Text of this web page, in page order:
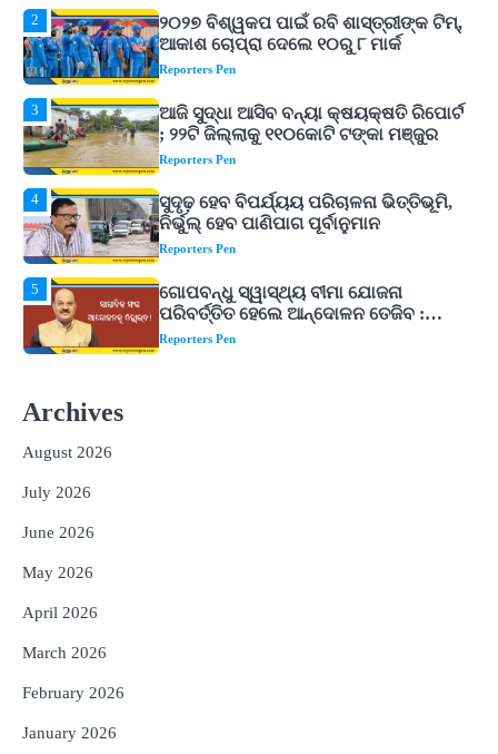
3
ଆଜି ସୁଦ୍ଧା ଆସିବ ବନ୍ୟା କ୍ଷୟକ୍ଷତି ରିପୋର୍ଟ
; ୨୨ଟି ଜିଲ୍ଲାକୁ ୧୧୦କୋଟି ଟଙ୍କା ମଞ୍ଜୁର
Reporters Pen
4
ସୁଦୃଢ଼ ହେବ ବିପର୍ଯ୍ୟୟ ପରିଚାଳନା ଭିତ୍ତିଭୂମି,
ନିର୍ଭୁଲ୍ ହେବ ପାଣିପାଗ ପୂର୍ବାନୁମାନ
Reporters Pen
5
ଗୋପବନ୍ଧୁ ସ୍ୱାସ୍ଥ୍ୟ ବୀମା ଯୋଜନା
ପରିବର୍ତ୍ତିତ ହେଲେ ଆନ୍ଦୋଳନ ତେଜିବ :
ଉତ୍କଳ ସାମ୍ବାଦିକ ସଂଘ
Reporters Pen
1
Shiva Mantras Sawan 2026: ଶ୍ରାବଣରେ
ନିୟମିତ ଜପ କରନ୍ତୁ ଭଗବାନ ଶିବଙ୍କ ଏହି
୩ଟି ଶକ୍ତିଶାଳୀ ମନ୍ତ୍ର, ଦୂର ହୋଇପାରେ
Reporters Pen
4
5
Archives
August 2026
July 2026
June 2026
May 2026
April 2026
March 2026
February 2026
January 2026